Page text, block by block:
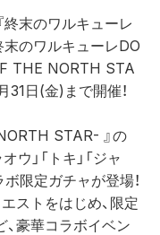
終末のワルキューレ
末のワルキューレDO
THE NORTH STA
日(金)まで開催！
STAR- 』の
ウ」「トキ」「ジャ
ボ限定ガチャが登場！
ストをはじめ、限定
豪華コラボイベン